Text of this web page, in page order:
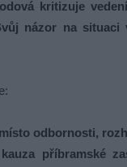
kritizuje
názor na
odbornosti,
příbramské